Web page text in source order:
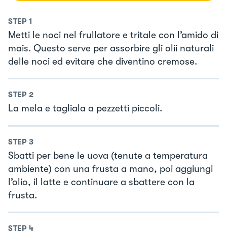
STEP 1
Metti le noci nel frullatore e tritale con l’amido di
mais. Questo serve per assorbire gli olii naturali
delle noci ed evitare che diventino cremose.
STEP 2
La mela e tagliala a pezzetti piccoli.
STEP 3
Sbatti per bene le uova (tenute a temperatura
ambiente) con una frusta a mano, poi aggiungi
l’olio, il latte e continuare a sbattere con la
frusta.
STEP 4